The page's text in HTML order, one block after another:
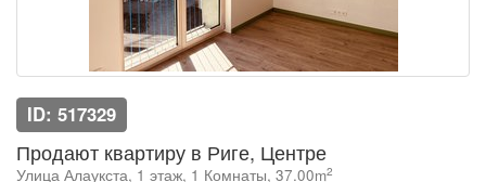
ID: 517329
Продают квартиру в Риге, Центре
Улица Алаукста, 1 этаж, 1 Комнаты, 37.00m2